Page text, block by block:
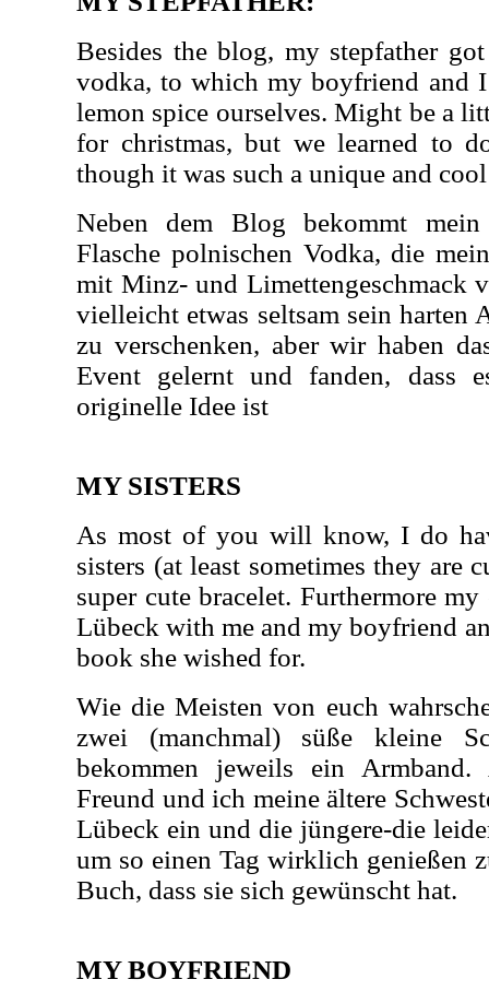
Besides the blog, my stepfather
vodka, to which my boyfriend and I
lemon spice ourselves. Might be a
for christmas, but we learned to
though it was such a unique and
Neben dem Blog bekommt
Flasche polnischen Vodka, die
mit Minz- und Limettengeschmack
vielleicht etwas seltsam sein harten
zu verschenken, aber wir haben
Event gelernt und fanden, dass
originelle Idee ist
MY SISTERS
As most of you will know, I do
sisters (at least sometimes they are
super cute bracelet. Furthermore
Lübeck with me and my boyfriend
book she wished for.
Wie die Meisten von euch
zwei (manchmal) süße kleine
bekommen jeweils ein Armband.
Freund und ich meine ältere
Lübeck ein und die jüngere-die
um so einen Tag wirklich genießen
Buch, dass sie sich gewünscht hat.
MY BOYFRIEND